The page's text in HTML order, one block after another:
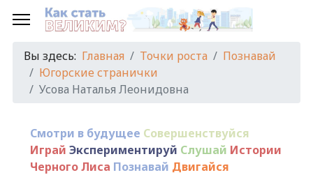
Вы здесь: Главная Точки роста
Познавай
Югорские странички
Усова Наталья Леонидовна
Смотри в будущее Совершенствуйся
Играй Экспериментируй Слушай Истории
Черного Лиса Познавай Двигайся